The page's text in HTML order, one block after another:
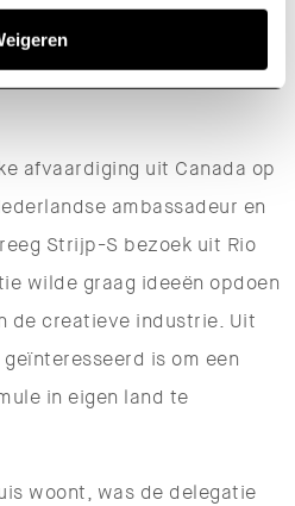
die deze proeftuin van
met eigen ogen wilden
afvaardiging uit Canada op
ambassadeur en
Strijp-S bezoek uit Rio
wilde graag ideeën opdoen
de creatieve industrie. Uit
is om een
in eigen land te
woont, was de delegatie